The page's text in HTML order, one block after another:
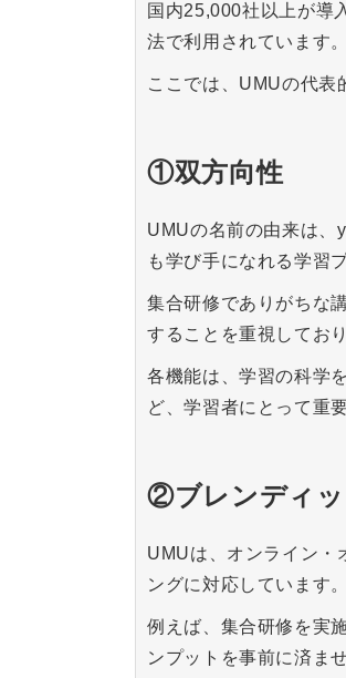
国内25,000社以上が導
法で利用されています。
ここでは、UMUの代表
①双方向性
UMUの名前の由来は、
も学び手になれる学習
集合研修でありがちな
することを重視してお
各機能は、学習の科学
ど、学習者にとって重
②ブレンディ
UMUは、オンライン・
ングに対応しています。
例えば、集合研修を実
ンプットを事前に済ま